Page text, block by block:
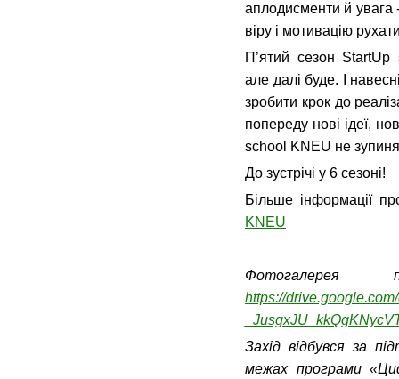
аплодисменти й
віру і мотивацію
П’ятий сезон
але далі буде. І
зробити крок до
попереду нові ідеї,
school KNEU не
До зустрічі у 6 сезоні!
Більше інформації
KNEU
Фотогалерея
https://
Захід відбувся за
межах програми